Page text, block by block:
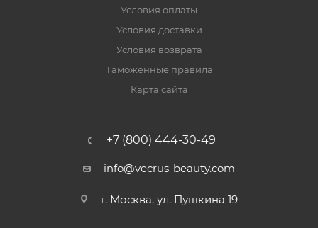
Условия оплаты
Условия доставки
Условия возврата
Таможенные правила
Карта сайта
+7 (800) 444-30-49
info@vecrus-beauty.com
г. Москва, ул. Пушкина 19